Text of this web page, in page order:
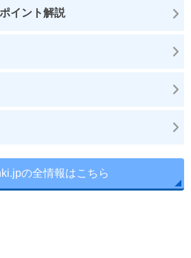
イント解説
の全情報はこちら